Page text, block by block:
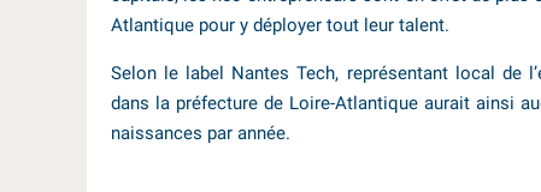
Atlantique pour y déployer tout leur talent.
Selon le label Nantes Tech, représentant local de
dans la préfecture de Loire-Atlantique aurait ainsi
naissances par année.